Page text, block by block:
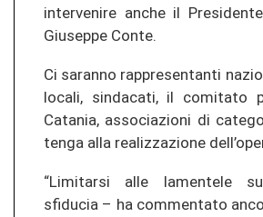
intervenire anche il
Giuseppe Conte.
Ci saranno rappresentanti
locali, sindacati, il comitato
Catania, associazioni di
tenga alla realizzazione
“Limitarsi alle lamentele
sfiducia – ha commentato